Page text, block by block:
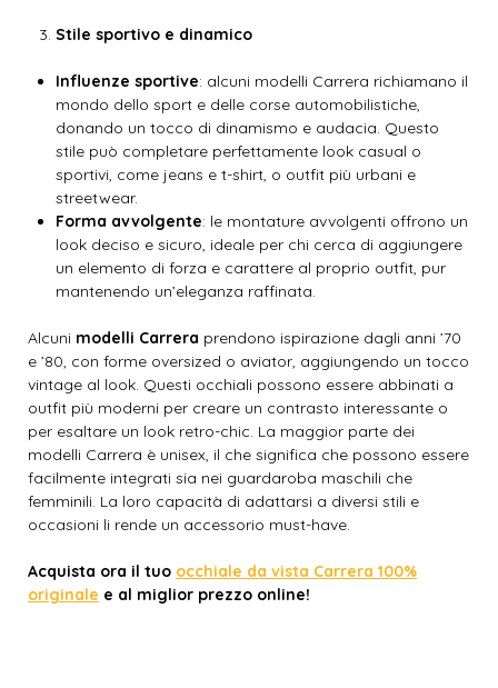
Stile sportivo e dinamico
Influenze sportive: alcuni modelli Carrera richiamano il
mondo dello sport e delle corse automobilistiche,
donando un tocco di dinamismo e audacia. Questo
stile può completare perfettamente look casual o
sportivi, come jeans e t-shirt, o outfit più urbani e
streetwear.
Forma avvolgente: le montature avvolgenti offrono un
look deciso e sicuro, ideale per chi cerca di aggiungere
un elemento di forza e carattere al proprio outfit, pur
mantenendo un’eleganza raffinata.
Alcuni modelli Carrera prendono ispirazione dagli anni ’70
e ’80, con forme oversized o aviator, aggiungendo un tocco
vintage al look. Questi occhiali possono essere abbinati a
outfit più moderni per creare un contrasto interessante o
per esaltare un look retro-chic. La maggior parte dei
modelli Carrera è unisex, il che significa che possono essere
facilmente integrati sia nei guardaroba maschili che
femminili. La loro capacità di adattarsi a diversi stili e
occasioni li rende un accessorio must-have.
Acquista ora il tuo occhiale da vista Carrera 100%
originale e al miglior prezzo online!